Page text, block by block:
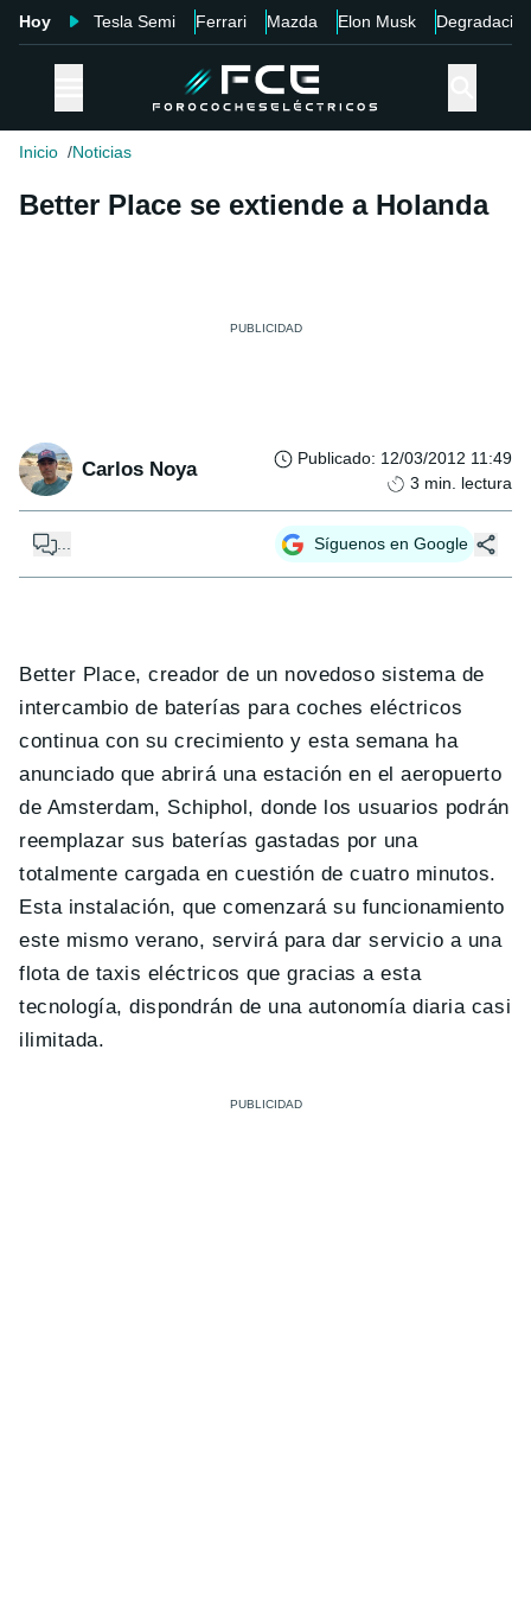
Hoy Tesla Semi Ferrari Mazda Elon Musk Degradación
Inicio Noticias
Better Place se extiende a Holanda
Carlos Noya Publicado: 12/03/2012 11:49
3 min. lectura
... Síguenos en Google
Better Place, creador de un novedoso sistema de
intercambio de baterías para coches eléctricos
continua con su crecimiento y esta semana ha
anunciado que abrirá una estación en el aeropuerto
de Amsterdam, Schiphol, donde los usuarios podrán
reemplazar sus baterías gastadas por una
totalmente cargada en cuestión de cuatro minutos.
Esta instalación, que comenzará su funcionamiento
este mismo verano, servirá para dar servicio a una
flota de taxis eléctricos que gracias a esta
tecnología, dispondrán de una autonomía diaria casi
ilimitada.